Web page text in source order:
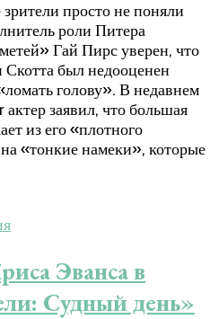
просто не поняли
роли Питера
Гай Пирс уверен, что
был недооценен
голову». В недавнем
заявил, что большая
из его «плотного
«тонкие намеки», которые
Эванса в
Судный день»